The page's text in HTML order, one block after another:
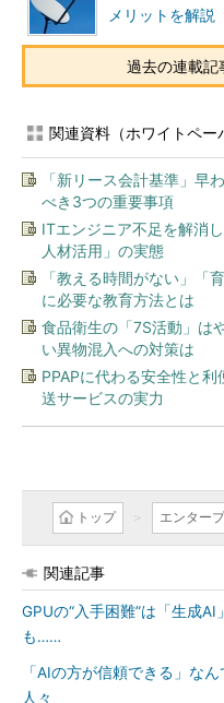
メリットを解説
過去の連載
関連資料（ホワイトペー
「新リース会計基準」早
べき3つの重要事項
ITエンジニア不足を解消
人材活用」の実態
「教える時間がない」
に必要な教育方法とは
食品衛生の「7S活動」
い異物混入への対策は
PPAPに代わる安全性と
送サービスの実力
トップ エンター
関連記事
GPUの“入手困難”は「生成
も……
「AIの方が信頼できる」な
人々